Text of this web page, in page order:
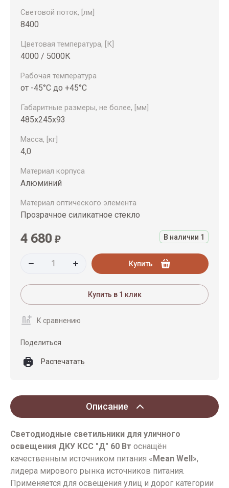
Световой поток, [лм]
8400
Цветовая температура, [К]
4000 / 5000К
Рабочая температура
от -45°С до +45°С
Габаритные размеры, не более, [мм]
485х245х93
Масса, [кг]
4,0
Материал корпуса
Алюминий
Материал оптического элемента
Прозрачное силикатное стекло
В наличии 1
4 680 ₽
Купить
Купить в 1 клик
К сравнению
Поделиться
Распечатать
Описание
Светодиодные светильники для уличного
освещения ДКУ КСС "Д" 60 Вт оснащён
качественным источником питания « Mean Well »,
лидера мирового рынка источников питания.
Применяется для освещения улиц и дорог категории